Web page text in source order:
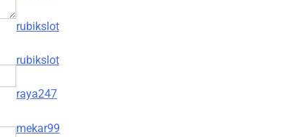
rubikslot
rubikslot
raya247
mekar99